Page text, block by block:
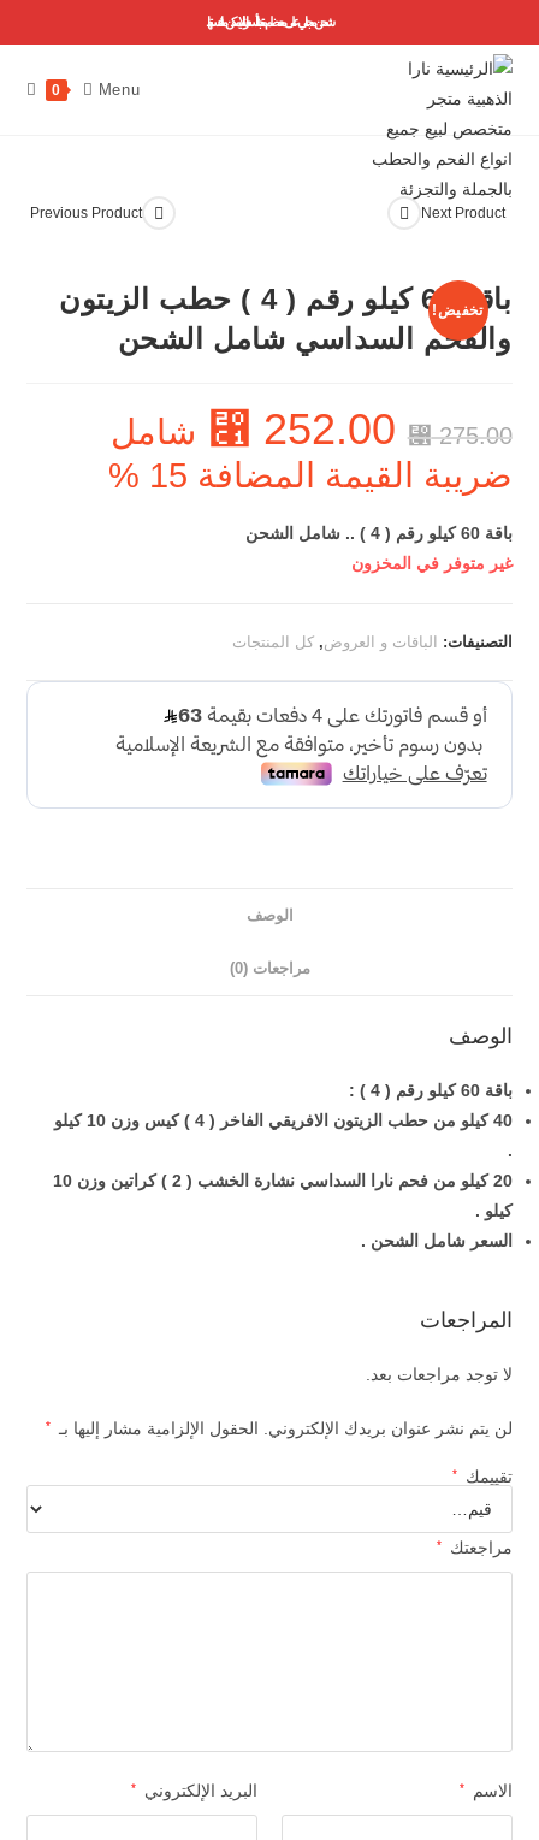
شحن مجاني على معظم منتجاتنا ..أسعارنا لا يمكن منافستها
0 Menu
تخفيض!
Previous Product Next Product
باقة 60 كيلو رقم ( 4 ) حطب الزيتون
والفحم السداسي شامل الشحن
⃁275.00
⃁ 252.00
شامل
ضريبة القيمة المضافة 15 %
باقة 60 كيلو رقم ( 4 ) .. شامل الشحن
غير متوفر في المخزون
التصنيفات: الباقات و العروض,كل المنتجات
الوصف
مراجعات (0)
الوصف
باقة 60 كيلو رقم ( 4 ) :
40 كيلو من حطب الزيتون الافريقي الفاخر ( 4 ) كيس وزن 10 كيلو
.
20 كيلو من فحم نارا السداسي نشارة الخشب ( 2 ) كراتين وزن 10
كيلو .
السعر شامل الشحن .
المراجعات
لا توجد مراجعات بعد.
لن يتم نشر عنوان بريدك الإلكتروني. الحقول الإلزامية مشار إليها بـ *
تقييمك *
مراجعتك *
الاسم * البريد الإلكتروني *